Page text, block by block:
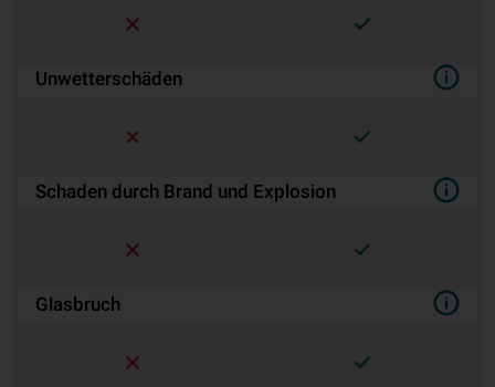
Unwetterschäden
Schaden durch Brand und Explosion
Glasbruch